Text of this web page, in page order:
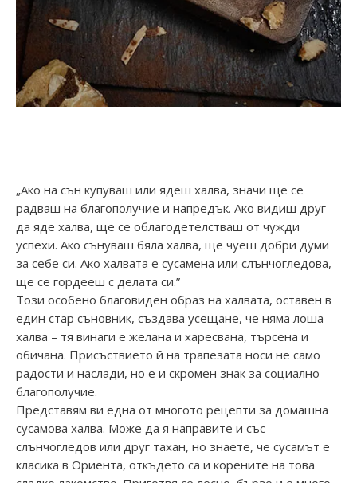
„Ако на сън купуваш или ядеш халва, значи ще се
радваш на благополучие и напредък. Ако видиш друг
да яде халва, ще се облагодетелстваш от чужди
успехи. Ако сънуваш бяла халва, ще чуеш добри думи
за себе си. Ако халвата е сусамена или слънчогледова,
ще се гордееш с делата си.”
Този особено благовиден образ на халвата, оставен в
един стар съновник, създава усещане, че няма лоша
халва – тя винаги е желана и харесвана, търсена и
обичана. Присъствието й на трапезата носи не само
радости и наслади, но е и скромен знак за социално
благополучие.
Представям ви една от многото рецепти за домашна
сусамова халва. Може да я направите и със
слънчогледов или друг тахан, но знаете, че сусамът е
класика в Ориента, откъдето са и корените на това